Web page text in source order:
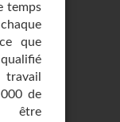
temps
que
de
être